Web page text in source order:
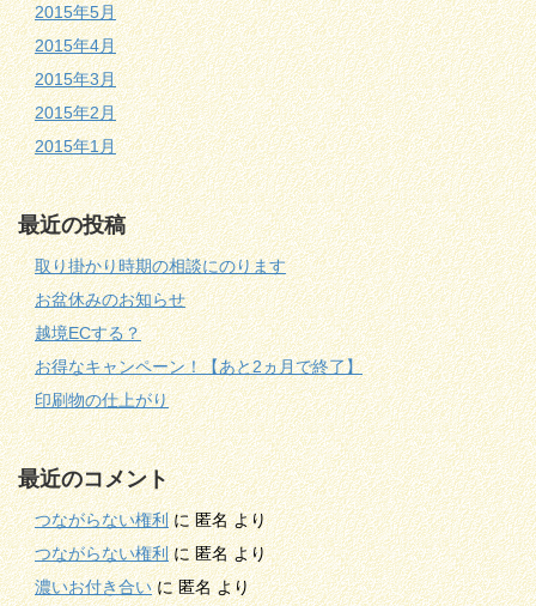
2015年5月
2015年4月
2015年3月
2015年2月
2015年1月
最近の投稿
取り掛かり時期の相談にのります
お盆休みのお知らせ
越境ECする？
お得なキャンペーン！【あと2ヵ月で終了】
印刷物の仕上がり
最近のコメント
つながらない権利に匿名より
つながらない権利に匿名より
濃いお付き合いに匿名より